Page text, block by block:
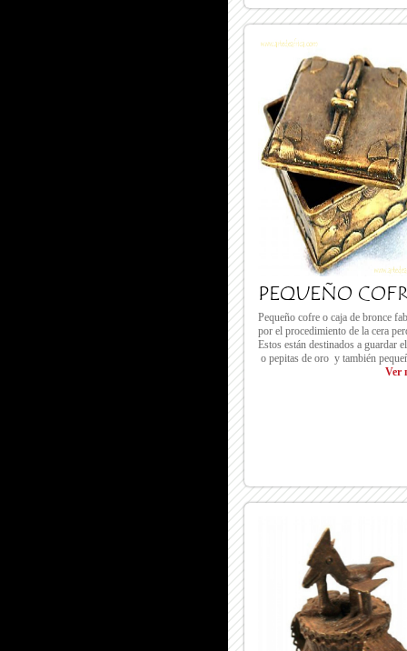
PEQUEÑO
Pequeño cofre o caja de bronce
por el procedimiento de la cera
Estos están destinados a guardar
o pepitas de oro y también
Ver